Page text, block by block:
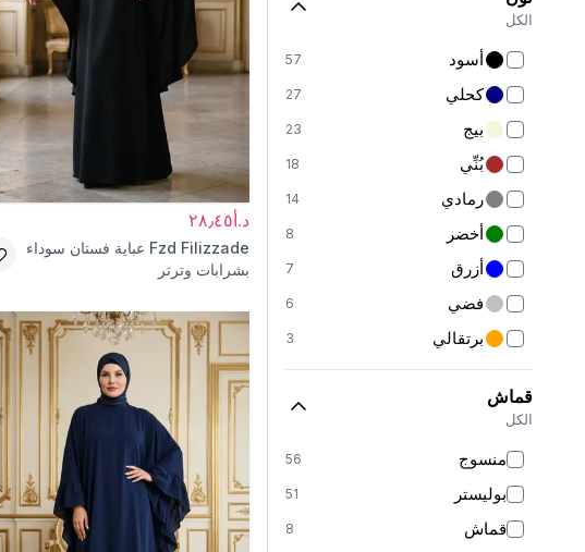
الكل
أسود 57
كحلي 27
بيج 23
بُنِّي 18
رمادي 14
أخضر 8
أزرق 7
فضي 6
برتقالي 3
كريمي 3
3
قماش
الكل
منسوج 56
بوليستر 51
قماش 8
د.أ٢٨٫٤٥
Fzd Filizzade عباية فستان سوداء
بشرابات وترتر